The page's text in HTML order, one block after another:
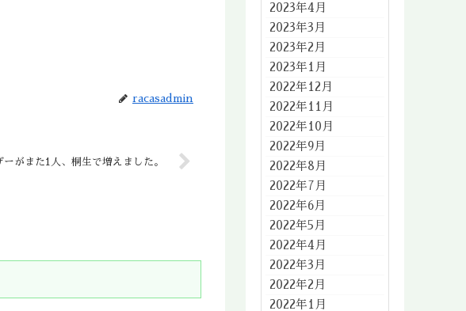
racasadmin
がまた1人、桐生で増えました。
2023年4月
2023年3月
2023年2月
2023年1月
2022年12月
2022年11月
2022年10月
2022年9月
2022年8月
2022年7月
2022年6月
2022年5月
2022年4月
2022年3月
2022年2月
2022年1月